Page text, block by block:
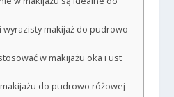
wyrazisty makijaż do pudrowo
w makijażu oka i ust
makijażu do pudrowo różowej